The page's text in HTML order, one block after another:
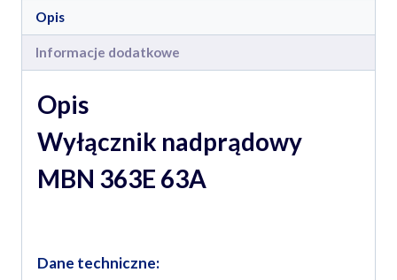
Opis
Informacje dodatkowe
Opis
Wyłącznik nadprądowy
MBN 363E 63A
Dane techniczne: